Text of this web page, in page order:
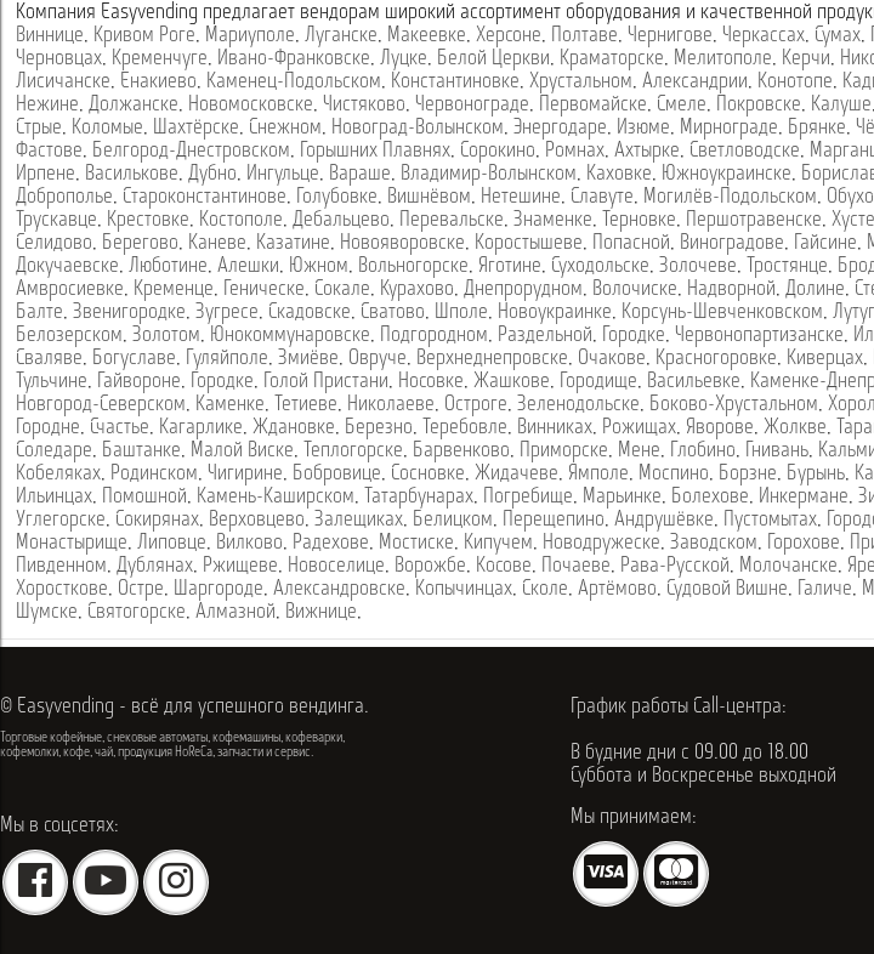
Компания Easyvending предлагает вендорам широкий ассортимент оборудования и качественной
Виннице, Кривом Роге, Мариуполе, Луганске, Макеевке, Херсоне, Полтаве, Чернигове, Черкассах, Сумах,
Черновцах, Кременчуге, Ивано-Франковске, Луцке, Белой Церкви, Краматорске, Мелитополе, Керчи,
Лисичанске, Енакиево, Каменец-Подольском, Константиновке, Хрустальном, Александрии, Конотопе,
Нежине, Должанске, Новомосковске, Чистяково, Червонограде, Первомайске, Смеле, Покровске, Калуше,
Стрые, Коломые, Шахтёрске, Снежном, Новоград-Волынском, Энергодаре, Изюме, Мирнограде, Брянке,
Фастове, Белгород-Днестровском, Горышних Плавнях, Сорокино, Ромнах, Ахтырке, Светловодске,
Ирпене, Василькове, Дубно, Ингульце, Вараше, Владимир-Волынском, Каховке, Южноукраинске,
Доброполье, Староконстантинове, Голубовке, Вишнёвом, Нетешине, Славуте, Могилёв-Подольском,
Трускавце, Крестовке, Костополе, Дебальцево, Перевальске, Знаменке, Терновке, Першотравенске, Хусте
Селидово, Берегово, Каневе, Казатине, Новояворовске, Коростышеве, Попасной, Виноградове, Гайсине,
Докучаевске, Люботине, Алешки, Южном, Вольногорске, Яготине, Суходольске, Золочеве, Тростянце,
Амвросиевке, Кременце, Геническе, Сокале, Курахово, Днепрорудном, Волочиске, Надворной, Долине,
Балте, Звенигородке, Зугресе, Скадовске, Сватово, Шполе, Новоукраинке, Корсунь-Шевченковском,
Белозерском, Золотом, Юнокоммунаровске, Подгородном, Раздельной, Городке, Червонопартизанске,
Сваляве, Богуславе, Гуляйполе, Змиёве, Овруче, Верхнеднепровске, Очакове, Красногоровке, Киверцах,
Тульчине, Гайвороне, Городке, Голой Пристани, Носовке, Жашкове, Городище, Васильевке, Каменке-
Новгород-Северском, Каменке, Тетиеве, Николаеве, Остроге, Зеленодольске, Боково-Хрустальном,
Городне, Счастье, Кагарлике, Ждановке, Березно, Теребовле, Винниках, Рожищах, Яворове, Жолкве,
Соледаре, Баштанке, Малой Виске, Теплогорске, Барвенково, Приморске, Мене, Глобино, Гнивань,
Кобеляках, Родинском, Чигирине, Бобровице, Сосновке, Жидачеве, Ямполе, Моспино, Борзне, Бурынь,
Ильинцах, Помошной, Камень-Каширском, Татарбунарах, Погребище, Марьинке, Болехове, Инкермане,
Углегорске, Сокирянах, Верховцево, Залещиках, Белицком, Перещепино, Андрушёвке, Пустомытах,
Монастырище, Липовце, Вилково, Радехове, Мостиске, Кипучем, Новодружеске, Заводском, Горохове,
Пивденном, Дублянах, Ржищеве, Новоселице, Ворожбе, Косове, Почаеве, Рава-Русской, Молочанске,
Хоросткове, Остре, Шаргороде, Александровске, Копычинцах, Сколе, Артёмово, Судовой Вишне, Галиче,
Шумске, Святогорске, Алмазной, Вижнице,
© Easyvending - всё для успешного вендинга.
Торговые кофейные, снековые автоматы, кофемашины, кофеварки,
кофемолки, кофе, чай, продукция HoReCa, запчасти и сервис.
Мы в соцсетях:
График работы Call-центра:
В будние дни с 09.00 до 18.00
Суббота и Воскресенье выходной
Мы принимаем: